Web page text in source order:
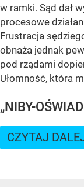
w ramki. Sąd dał
procesowe
Frustracja
obnaża jednak
pod rządami
Ułomność, która
„NIBY-
CZYTAJ